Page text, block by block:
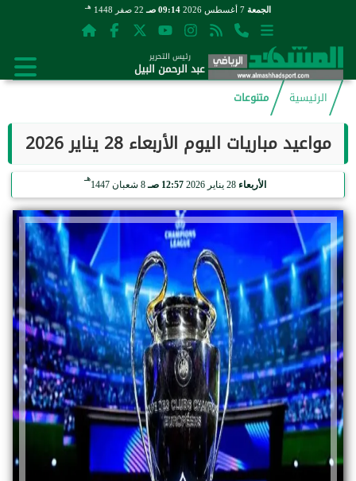
الجمعة 09:14 صـ 22 صفر 1448 هـ
رئيس التحرير
عبد الرحمن البيل
الرئيسية
متنوعات
مواعيد مباريات اليوم الأربعاء 28 يناير 2026
الأربعاء 28 يناير 2026 12:57 صـ 8 شعبان 1447
هـ